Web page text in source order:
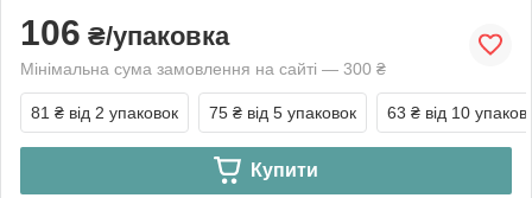
106 ₴/упаковка
Мінімальна сума замовлення на сайті — 300 ₴
81 ₴ від 2 упаковок 75 ₴ від 5 упаковок 63 ₴ від 10
Купити